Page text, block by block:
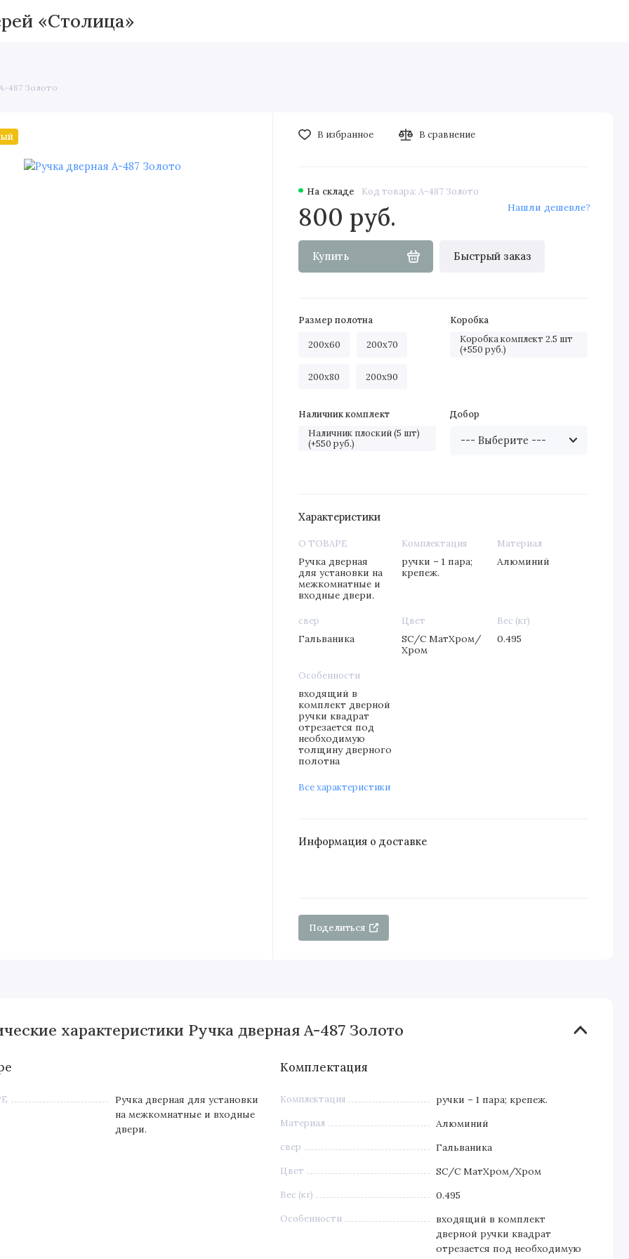
487 Золото
На складе Код товара: A-487 Золото
800 руб.
Купить Быстрый заказ
Нашли дешевле?
В избранное В сравнение
Размер полотна
200х60 200х70
200х80 200х90
Коробка
Коробка комплект 2.5 шт
(+550 руб.)
Наличник комплект
Наличник плоский (5 шт)
(+550 руб.)
Добор
Характеристики
О ТОВАРЕ
Ручка дверная
для установки на
межкомнатные и
входные двери.
Комплектация
ручки – 1 пара;
крепеж.
Материал
Алюминий
свер
Гальваника
Цвет
SC/C МатХром/
Хром
Вес (кг)
0.495
Особенности
входящий в
комплект дверной
ручки квадрат
отрезается под
необходимую
толщину дверного
полотна
Все характеристики
Информация о доставке
Поделиться
характеристики Ручка дверная A-487 Золото
Ручка дверная для установки
на межкомнатные и входные
двери.
Комплектация
Комплектация ручки – 1 пара; крепеж.
Материал Алюминий
свер Гальваника
Цвет SC/C МатХром/Хром
Вес (кг) 0.495
Особенности
входящий в комплект
дверной ручки квадрат
отрезается под необходимую